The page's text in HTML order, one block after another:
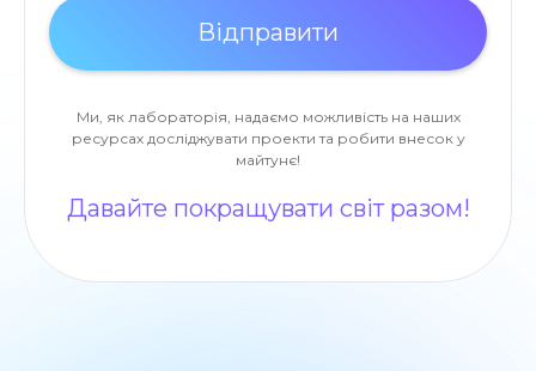
Ми, як лабораторія, надаємо можливість на наших
ресурсах досліджувати проекти та робити внесок у
майтунє!
Давайте покращувати світ разом!